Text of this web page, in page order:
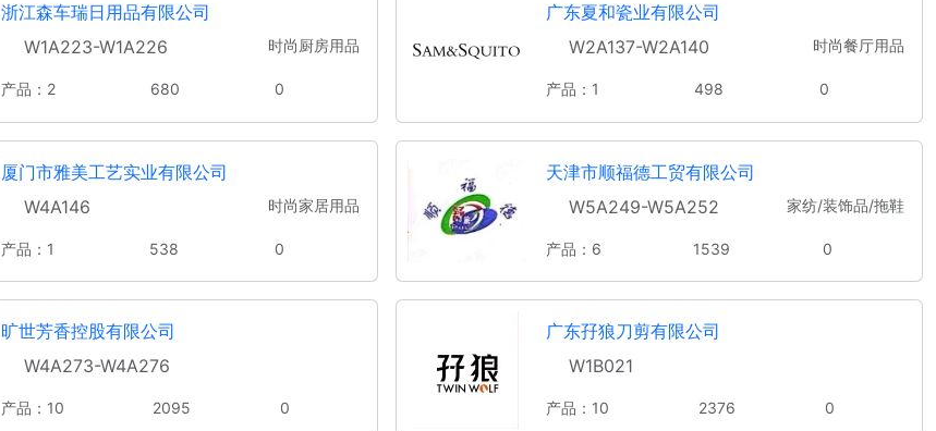
浙江森车瑞日用品有限公司
W1A223-W1A226
时尚厨房用品
产品：2 680 0
广东夏和瓷业有限公司
W2A137-W2A140
时尚餐厅用品
产品：1 498 0
厦门市雅美工艺实业有限公司
W4A146
时尚家居用品
产品：1 538 0
天津市顺福德工贸有限公司
W5A249-W5A252
家纺/装饰品/拖鞋
产品：6 1539 0
旷世芳香控股有限公司
W4A273-W4A276
产品：10 2095 0
广东孖狼刀剪有限公司
W1B021
产品：10 2376 0